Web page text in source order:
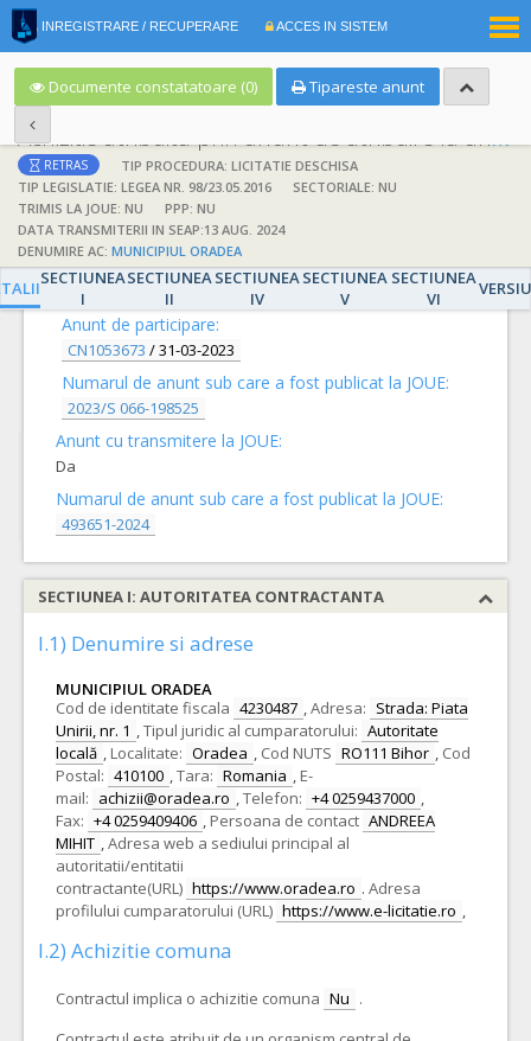
INREGISTRARE / RECUPERARE ACCES IN SISTEM
Documente constatatoare (0) Tipareste anunt
Achizitie atribuita prin anunt de atribuire la anunt de participare
RETRAS
TIP PROCEDURA: LICITATIE DESCHISA
TIP LEGISLATIE: LEGEA NR. 98/23.05.2016
SECTORIALE: NU
TRIMIS LA JOUE: NU
PPP: NU
DATA TRANSMITERII IN SEAP:13 AUG. 2024
DENUMIRE AC: MUNICIPIUL ORADEA
SECTIUNEA
I
SECTIUNEA
II
SECTIUNEA
IV
SECTIUNEA
V
SECTIUNEA
VI
DETALII
Anunt de participare:
CN1053673 /31-03-2023
Numarul de anunt sub care a fost publicat la JOUE:
2023/S 066-198525
Anunt cu transmitere la JOUE:
Da
Numarul de anunt sub care a fost publicat la JOUE:
493651-2024
SECTIUNEA I: AUTORITATEA CONTRACTANTA
I.1) Denumire si adrese
MUNICIPIUL ORADEA
Cod de identitate fiscala 4230487 ,Adresa: Strada: Piata
Unirii, nr. 1 ,Tipul juridic al cumparatorului: Autoritate
locală , Localitate: Oradea , Cod NUTS RO111 Bihor , Cod
Postal: 410100 ,Tara: Romania , E-
mail: achizii@oradea.ro ,Telefon: +4 0259437000 ,
Fax: +4 0259409406 , Persoana de contact ANDREEA
MIHIT ,Adresa web a sediului principal al
autoritatii/entitatii
contractante(URL) https://www.oradea.ro . Adresa
profilului cumparatorului (URL) https://www.e-licitatie.ro ,
I.2) Achizitie comuna
Contractul implica o achizitie comuna Nu .